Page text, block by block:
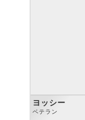
ヨッシー
ベテラン